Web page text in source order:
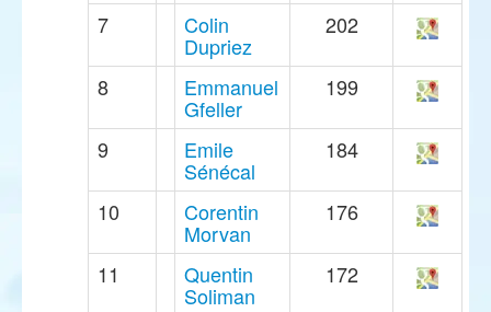
7 Colin
Dupriez
202
8 Emmanuel
Gfeller
199
9 Emile
Sénécal
184
10 Corentin
Morvan
176
11 Quentin
Soliman
172